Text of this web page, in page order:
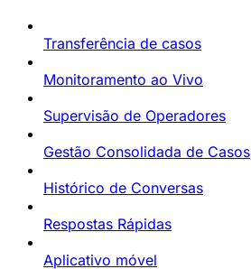
Transferência de casos
Monitoramento ao Vivo
Supervisão de Operadores
Gestão Consolidada de Casos
Histórico de Conversas
Respostas Rápidas
Aplicativo móvel